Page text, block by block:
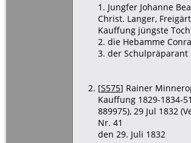
1. Jungfer Johanne
Christ. Langer,
Kauffung jüngste
2. die Hebamme
3. der Schulpräparant
[S575] Rainer
Kauffung 1829-1834-
889975), 29 Jul 1832
Nr. 41
den 29. Juli 1832